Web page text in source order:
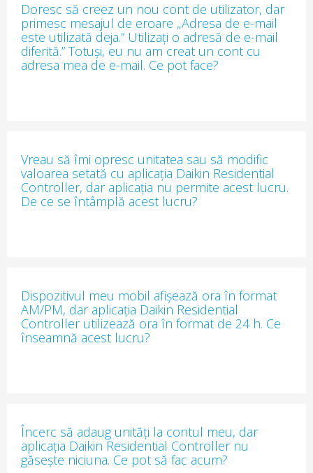
Doresc să creez un nou cont de utilizator, dar
primesc mesajul de eroare „Adresa de e-mail
este utilizată deja.” Utilizați o adresă de e-mail
diferită.” Totuși, eu nu am creat un cont cu
adresa mea de e-mail. Ce pot face?
Vreau să îmi opresc unitatea sau să modific
valoarea setată cu aplicația Daikin Residential
Controller, dar aplicația nu permite acest lucru.
De ce se întâmplă acest lucru?
Dispozitivul meu mobil afișează ora în format
AM/PM, dar aplicația Daikin Residential
Controller utilizează ora în format de 24 h. Ce
înseamnă acest lucru?
Încerc să adaug unități la contul meu, dar
aplicația Daikin Residential Controller nu
găsește niciuna. Ce pot să fac acum?